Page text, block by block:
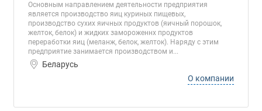
Основным направлением деятельности предприятия
является производство яиц куриных пищевых,
производство сухих яичных продуктов (яичный порошок,
желток, белок) и жидких замороженнх продуктов
переработки яиц (меланж, белок, желток). Наряду с этим
предприятие занимается производством и...
Беларусь
О компании